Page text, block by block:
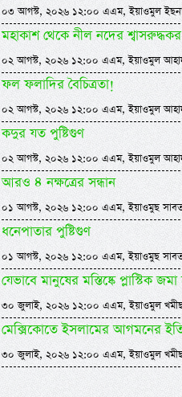
০৩ আগস্ট, ২০২৬ ১২:০০ এএম, ইয়াওমুল
মহাকাশ থেকে নীল নদের
০২ আগস্ট, ২০২৬ ১২:০০ এএম, ইয়াওমুল
ফল ফলাদির বৈচিত্রতা!
০২ আগস্ট, ২০২৬ ১২:০০ এএম, ইয়াওমুল
কদুর যত পুষ্টিগুণ
০২ আগস্ট, ২০২৬ ১২:০০ এএম, ইয়াওমুল
আরও ৪ নক্ষত্রের সন্ধান
০১ আগস্ট, ২০২৬ ১২:০০ এএম, ইয়াওমুছ সাবত
ধনেপাতার পুষ্টিগুণ
০১ আগস্ট, ২০২৬ ১২:০০ এএম, ইয়াওমুছ
যেভাবে মানুষের মস্তিষ্কে প্লাস্টিক জমা
৩০ জুলাই, ২০২৬ ১২:০০ এএম, ইয়াওমুল খমীছ
মেক্সিকোতে ইসলামের আগমনের
৩০ জুলাই, ২০২৬ ১২:০০ এএম, ইয়াওমুল খমীছ